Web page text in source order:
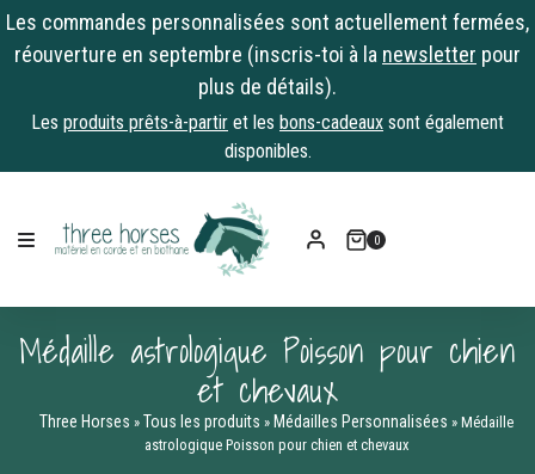
Les commandes personnalisées sont actuellement fermées,
réouverture en septembre (inscris-toi à la newsletter pour
plus de détails).
Les produits prêts-à-partir et les bons-cadeaux sont également
disponibles.
content
0
Médaille astrologique Poisson pour chien
et chevaux
Three Horses » Tous les produits » Médailles Personnalisées » Médaille
astrologique Poisson pour chien et chevaux